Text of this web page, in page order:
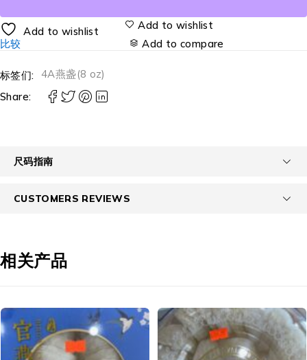
Add to wishlist
Add to wishlist
比较
Add to compare
标签们:
4A燕盏(8 oz)
Share:
尺码指南
CUSTOMERS REVIEWS
相关产品